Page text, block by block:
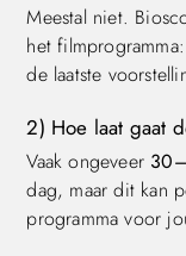
Meestal niet.
het
de laatste
2) Hoe laat gaat
Vaak ongeveer
dag, maar dit kan
programma voor